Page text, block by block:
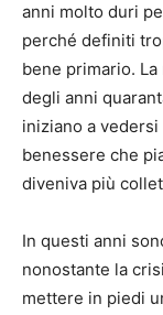
anni molto duri
perché definiti
bene primario.
degli anni
iniziano a
benessere che
diveniva più
In questi anni
nonostante la
mettere in piedi